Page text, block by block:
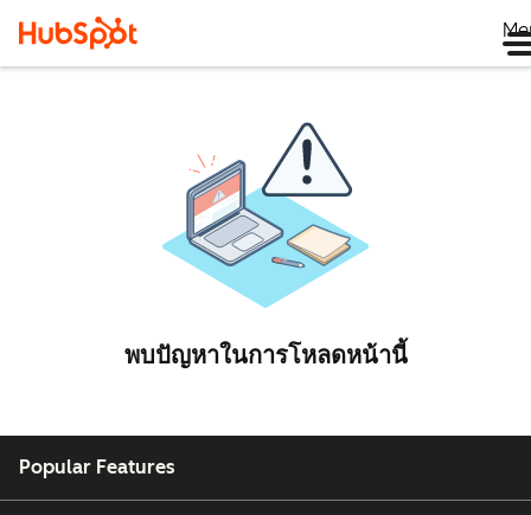
พบปัญหาในการโหลดหน้านี้
Popular Features